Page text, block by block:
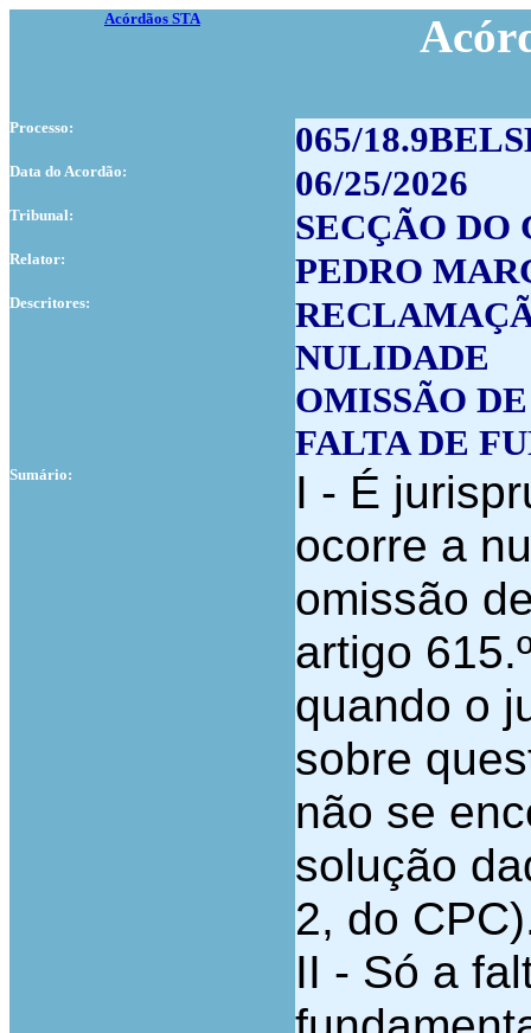
Acórdãos STA
Processo: 065/
Data do Acordão: 06/25/2026
Tribunal: SECÇÃO
Relator: PEDRO
Descritores:
NULIDADE
OMISSÃO
FALTA DE
Sumário:
I - É
ocorre a
omissão
artigo
quando o
sobre
não se
solução
2, do
II - Só a